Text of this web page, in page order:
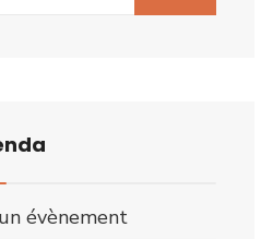
évènement